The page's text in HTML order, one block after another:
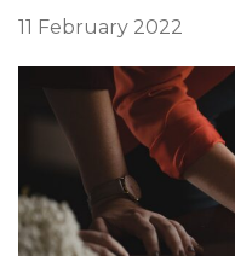
11 February 2022